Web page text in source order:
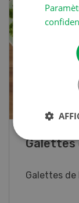
Rouleaux